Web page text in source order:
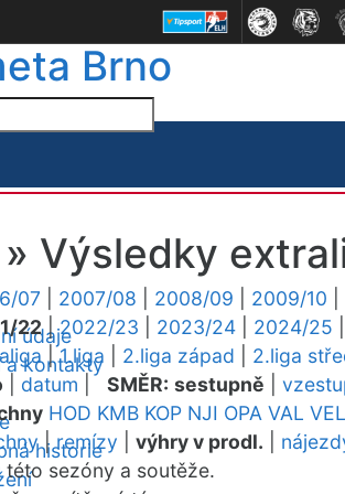
Brno
údaje
a kontakty
historie
Výsledky
07 2007/08 2008/09 2009/10
22|2022/23 2023/24 2024/25
|1.liga 2.liga západ 2.liga
datum SMĚR: sestupně
HOD KMB KOP NJI OPA VAL VEL
|remízy výhry v prodl.
této sezóny a soutěže.